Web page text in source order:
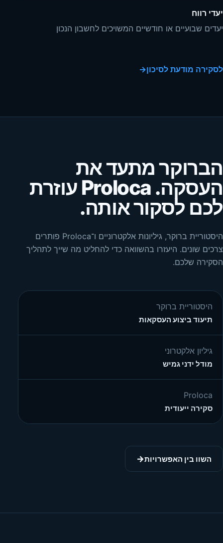
יעדי רווח
יעדים שבועיים או חודשיים המשויכים לחשבון הנכון
לסקירה מודעת לסיכון→
הברוקר מתעד את
העסקה. Proloca עוזרת
לכם לסקור אותה.
היסטוריית ברוקר, גיליונות אלקטרוניים ו־Proloca פותרים
צרכים שונים. היעזרו בהשוואה כדי להחליט מה שייך לתהליך
הסקירה שלכם.
היסטוריית ברוקר
תיעוד ביצוע העסקאות
גיליון אלקטרוני
מודל ידני גמיש
Proloca
סקירה ייעודית
השוו בין האפשרויות→